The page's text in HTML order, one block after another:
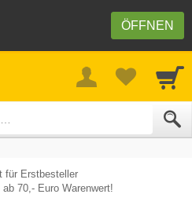
ÖFFNEN
für Erstbesteller
70,- Euro Warenwert!